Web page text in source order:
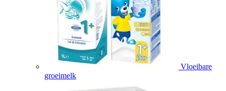
Vloeibare
groeimelk